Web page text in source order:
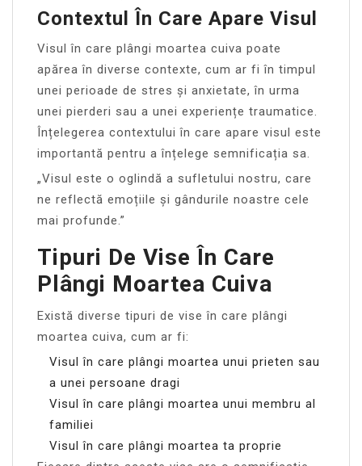
Contextul În Care Apare Visul
Visul în care plângi moartea cuiva poate
apărea în diverse contexte, cum ar fi în timpul
unei perioade de stres și anxietate, în urma
unei pierderi sau a unei experiențe traumatice.
Înțelegerea contextului în care apare visul este
importantă pentru a înțelege semnificația sa.
„Visul este o oglindă a sufletului nostru, care
ne reflectă emoțiile și gândurile noastre cele
mai profunde.”
Tipuri De Vise În Care
Plângi Moartea Cuiva
Există diverse tipuri de vise în care plângi
moartea cuiva, cum ar fi:
Visul în care plângi moartea unui prieten sau
a unei persoane dragi
Visul în care plângi moartea unui membru al
familiei
Visul în care plângi moartea ta proprie